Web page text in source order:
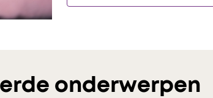
onderwerpen